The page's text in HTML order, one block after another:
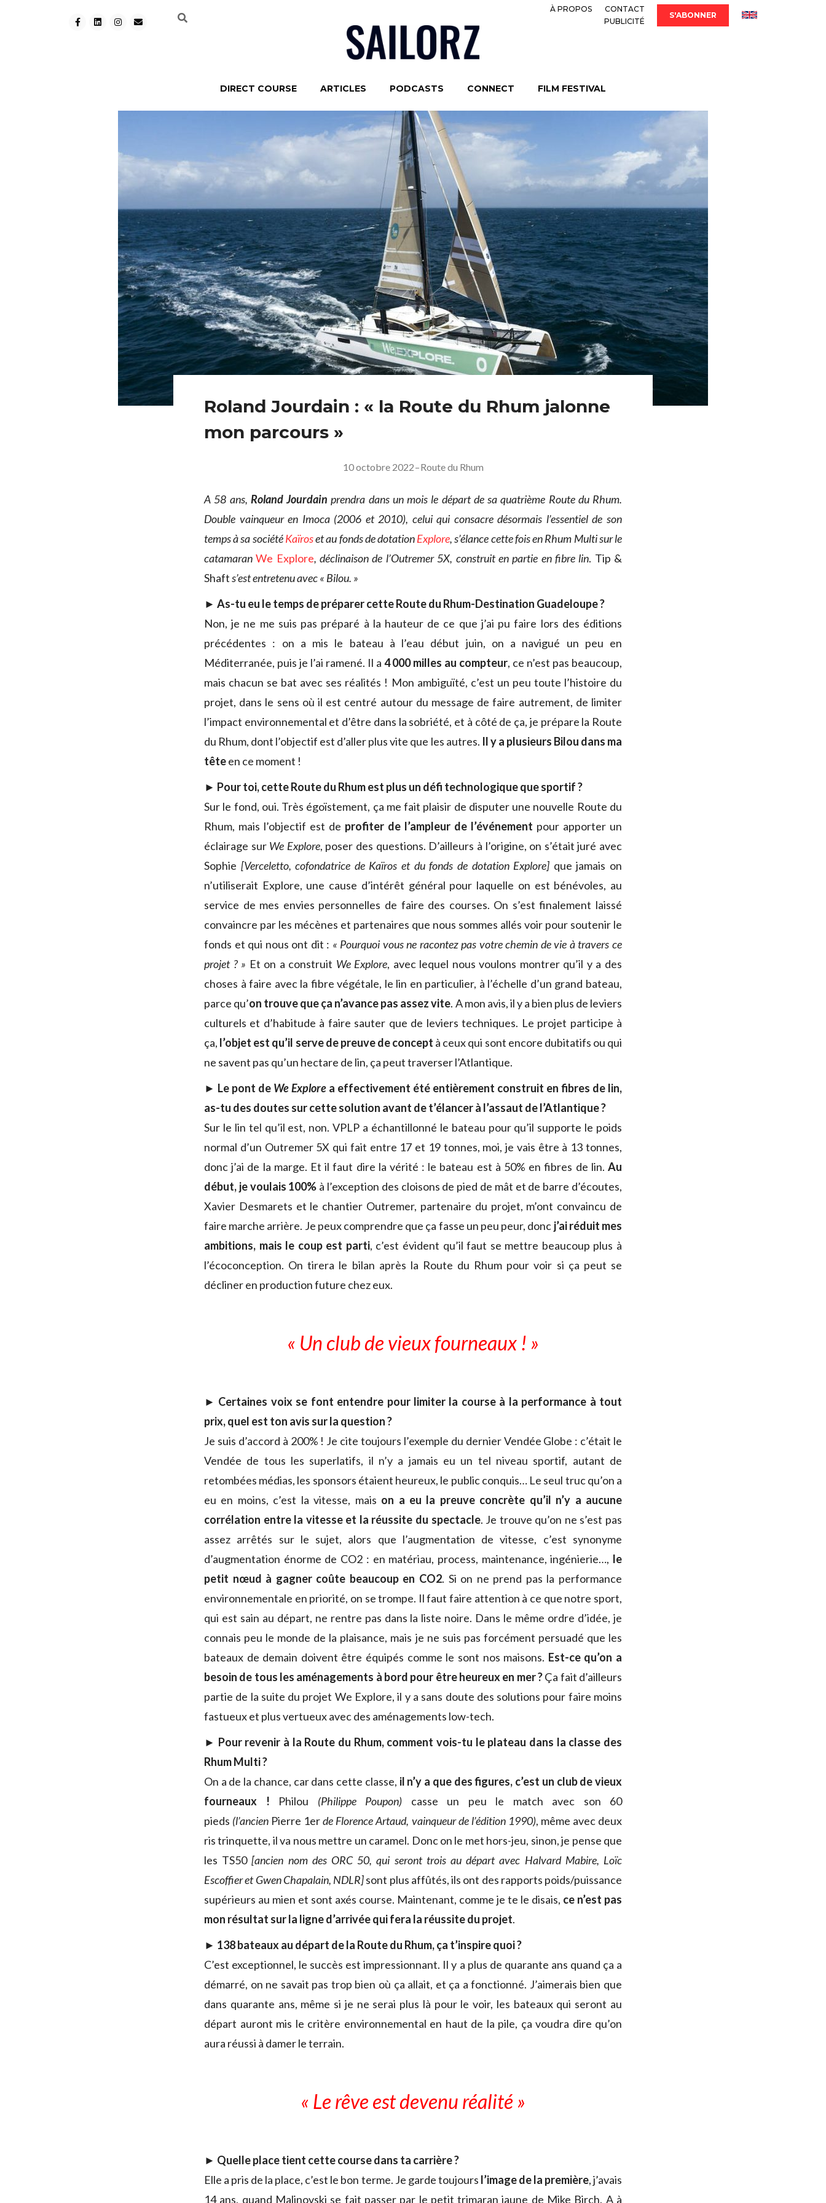
À PROPOS
CONTACT
PUBLICITÉ
S'ABONNER
DIRECT COURSE ARTICLES PODCASTS CONNECT FILM FESTIVAL
Roland Jourdain : « la Route du Rhum jalonne
mon parcours »
10 octobre 2022–Route du Rhum
A 58 ans, Roland Jourdain prendra dans un mois le départ de sa quatrième Route du Rhum.
Double vainqueur en Imoca (2006 et 2010), celui qui consacre désormais l’essentiel de son
temps à sa sociétéKaïroset au fonds de dotationExplore, s’élance cette fois en Rhum Multi sur le
catamaranWe Explore, déclinaison de l’Outremer 5X, construit en partie en fibre lin. Tip &
Shafts’est entretenu avec « Bilou. »
► As-tu eu le temps de préparer cette Route du Rhum-Destination Guadeloupe ?
Non, je ne me suis pas préparé à la hauteur de ce que j’ai pu faire lors des éditions
précédentes : on a mis le bateau à l’eau début juin, on a navigué un peu en
Méditerranée, puis je l’ai ramené. Il a 4 000 milles au compteur, ce n’est pas beaucoup,
mais chacun se bat avec ses réalités ! Mon ambiguïté, c’est un peu toute l’histoire du
projet, dans le sens où il est centré autour du message de faire autrement, de limiter
l’impact environnemental et d’être dans la sobriété, et à côté de ça, je prépare la Route
du Rhum, dont l’objectif est d’aller plus vite que les autres. Il y a plusieurs Bilou dans ma
têteen ce moment !
► Pour toi, cette Route du Rhum est plus un défi technologique que sportif ?
Sur le fond, oui. Très égoïstement, ça me fait plaisir de disputer une nouvelle Route du
Rhum, mais l’objectif est de profiter de l’ampleur de l’événement pour apporter un
éclairage sur We Explore, poser des questions. D’ailleurs à l’origine, on s’était juré avec
Sophie [Verceletto, cofondatrice de Kaïros et du fonds de dotation Explore] que jamais on
n’utiliserait Explore, une cause d’intérêt général pour laquelle on est bénévoles, au
service de mes envies personnelles de faire des courses. On s’est finalement laissé
convaincre par les mécènes et partenaires que nous sommes allés voir pour soutenir le
fonds et qui nous ont dit : « Pourquoi vous ne racontez pas votre chemin de vie à travers ce
projet ? » Et on a construit We Explore, avec lequel nous voulons montrer qu’il y a des
choses à faire avec la fibre végétale, le lin en particulier, à l’échelle d’un grand bateau,
parce qu’on trouve que ça n’avance pas assez vite. A mon avis, il y a bien plus de leviers
culturels et d’habitude à faire sauter que de leviers techniques. Le projet participe à
ça, l’objet est qu’il serve de preuve de concept à ceux qui sont encore dubitatifs ou qui
ne savent pas qu’un hectare de lin, ça peut traverser l’Atlantique.
► Le pont de We Explore a effectivement été entièrement construit en fibres de lin,
as-tu des doutes sur cette solution avant de t’élancer à l’assaut de l’Atlantique ?
Sur le lin tel qu’il est, non. VPLP a échantillonné le bateau pour qu’il supporte le poids
normal d’un Outremer 5X qui fait entre 17 et 19 tonnes, moi, je vais être à 13 tonnes,
donc j’ai de la marge. Et il faut dire la vérité : le bateau est à 50% en fibres de lin. Au
début, je voulais 100% à l’exception des cloisons de pied de mât et de barre d’écoutes,
Xavier Desmarets et le chantier Outremer, partenaire du projet, m’ont convaincu de
faire marche arrière. Je peux comprendre que ça fasse un peu peur, donc j’ai réduit mes
ambitions, mais le coup est parti, c’est évident qu’il faut se mettre beaucoup plus à
l’écoconception. On tirera le bilan après la Route du Rhum pour voir si ça peut se
décliner en production future chez eux.
« Un club de vieux fourneaux ! »
► Certaines voix se font entendre pour limiter la course à la performance à tout
prix, quel est ton avis sur la question ?
Je suis d’accord à 200% ! Je cite toujours l’exemple du dernier Vendée Globe : c’était le
Vendée de tous les superlatifs, il n’y a jamais eu un tel niveau sportif, autant de
retombées médias, les sponsors étaient heureux, le public conquis… Le seul truc qu’on a
eu en moins, c’est la vitesse, mais on a eu la preuve concrète qu’il n’y a aucune
corrélation entre la vitesse et la réussite du spectacle. Je trouve qu’on ne s’est pas
assez arrêtés sur le sujet, alors que l’augmentation de vitesse, c’est synonyme
d’augmentation énorme de CO2 : en matériau, process, maintenance, ingénierie…, le
petit nœud à gagner coûte beaucoup en CO2. Si on ne prend pas la performance
environnementale en priorité, on se trompe. Il faut faire attention à ce que notre sport,
qui est sain au départ, ne rentre pas dans la liste noire. Dans le même ordre d’idée, je
connais peu le monde de la plaisance, mais je ne suis pas forcément persuadé que les
bateaux de demain doivent être équipés comme le sont nos maisons. Est-ce qu’on a
besoin de tous les aménagements à bord pour être heureux en mer ?Ça fait d’ailleurs
partie de la suite du projet We Explore, il y a sans doute des solutions pour faire moins
fastueux et plus vertueux avec des aménagements low-tech.
► Pour revenir à la Route du Rhum, comment vois-tu le plateau dans la classe des
Rhum Multi ?
On a de la chance, car dans cette classe, il n’y a que des figures, c’est un club de vieux
fourneaux ! Philou (Philippe Poupon) casse un peu le match avec son 60
pieds (l’ancien Pierre 1erde Florence Artaud, vainqueur de l’édition 1990), même avec deux
ris trinquette, il va nous mettre un caramel. Donc on le met hors-jeu, sinon, je pense que
les TS50[ancien nom des ORC 50, qui seront trois au départ avec Halvard Mabire, Loïc
Escoffier et Gwen Chapalain, NDLR]sont plus affûtés, ils ont des rapports poids/puissance
supérieurs au mien et sont axés course. Maintenant, comme je te le disais, ce n’est pas
mon résultat sur la ligne d’arrivée qui fera la réussite du projet.
► 138 bateaux au départ de la Route du Rhum, ça t’inspire quoi ?
C’est exceptionnel, le succès est impressionnant. Il y a plus de quarante ans quand ça a
démarré, on ne savait pas trop bien où ça allait, et ça a fonctionné. J’aimerais bien que
dans quarante ans, même si je ne serai plus là pour le voir, les bateaux qui seront au
départ auront mis le critère environnemental en haut de la pile, ça voudra dire qu’on
aura réussi à damer le terrain.
« Le rêve est devenu réalité »
► Quelle place tient cette course dans ta carrière ?
Elle a pris de la place, c’est le bon terme. Je garde toujours l’image de la première, j’avais
14 ans, quand Malinovski se fait passer par le petit trimaran jaune de Mike Birch. A à